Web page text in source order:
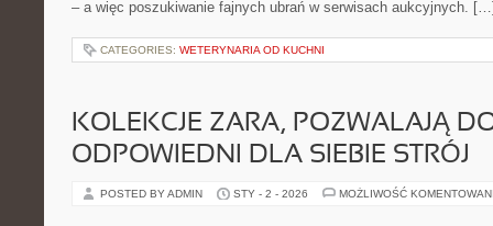
– a więc poszukiwanie fajnych ubrań w serwisach aukcyjnych.
CATEGORIES: WETERYNARIA OD KUCHNI
KOLEKCJE ZARA, POZWALAJĄ
ODPOWIEDNI DLA SIEBIE STRÓJ
POSTED BY ADMIN STY - 2 - 2026 MOŻLIWOŚĆ